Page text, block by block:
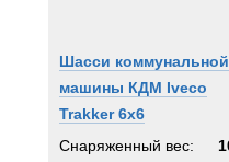
Шасси коммунальной
машины КДМ Iveco
Trakker 6x6
Снаряженный вес: